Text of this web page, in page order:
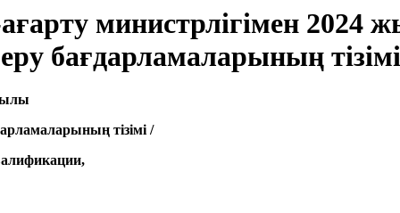
министрлігімен 2024
бағдарламаларының тізімі
тізімі /